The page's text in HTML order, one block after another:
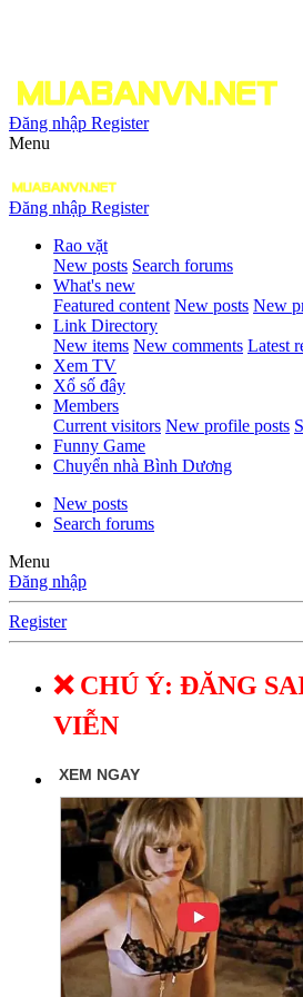
Đăng nhập Register
Menu
Đăng nhập Register
Rao vặt
New posts Search forums
What's new
Featured content New posts New
Link Directory
New items New comments Latest
Xem TV
Xổ số đây
Members
Current visitors New profile posts
Funny Game
Chuyển nhà Bình Dương
New posts
Search forums
Menu
Đăng nhập
Register
❌ CHÚ Ý: ĐĂNG
VIỄN